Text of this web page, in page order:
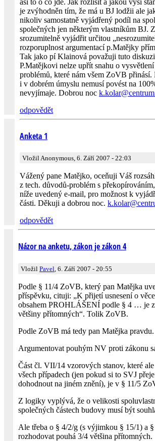
je zvýhodněn tím, že má u BJ lodžii ale
nikoliv samostatně vyjádřený podíl na
společných jen některým vlastníkům BJ.
srozumitelně vyjádřit určitou
rozporuplnost argumentací p.Matějky
Tak jako pí Klainová považuji tuto
P.Matějkovi nelze upřít snahu o
problémů, které nám všem ZoVB přinásí.
i v dobrém úmyslu nemusí povést na
nevyjímaje. Dobrou noc k.kolar@
odpovědět
Anketa 1
Vložil Anonymous, 6. Září 2007 - 22:03
Vážený pane Matějko, oceňuji Váš
z tech. důvodů-problém s
níže uvedený e-mail, pro možnost k
části. Děkuji a dobrou noc. k.kolar@
odpovědět
Názor na anketu, zákon je zákon 4
Vložil Pavel , 6. Září 2007 - 20:55
Podle § 11/4 ZoVB, který pan Matějka
příspěvku, cituji: „K přijetí usnesení o
obsahem PROHLÁŠENÍ podle § 4 … je
většiny přítomných“. Tolik ZoVB.
Podle ZoVB má tedy pan Matějka pravdu.
Argumentovat pouhým NV proti zákonu
Část čl. VII/14 vzorových stanov, které
všech případech (jen pokud si to SVJ
dohodnout na jiném znění), je v § 11/5
Z logiky vyplývá, že o velikosti
společných částech budovy musí být
Ale třeba o § 4/2/g (s výjimkou § 15/1) a
rozhodovat pouhá 3/4 většina přítomných.